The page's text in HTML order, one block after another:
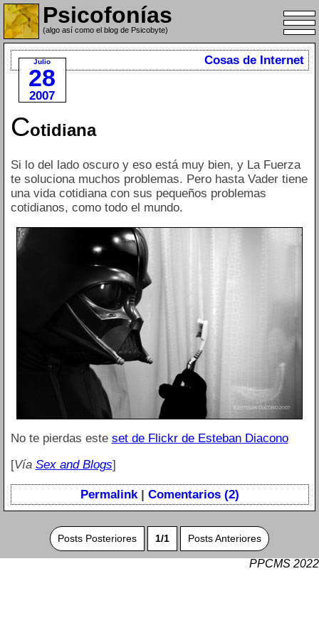
Psicofonías
(algo así como el blog de Psicobyte)
Julio
28
2007
Cosas de Internet
Cotidiana
Si lo del lado oscuro y eso está muy bien, y La Fuerza
te soluciona muchos problemas. Pero hasta Vader tiene
una vida cotidiana con sus pequeños problemas
cotidianos, como todo el mundo.
No te pierdas este set de Flickr de Esteban Diacono
[Vía Sex and Blogs]
Permalink| Comentarios (2)
Posts Posteriores 1/1 Posts Anteriores
PPCMS 2022